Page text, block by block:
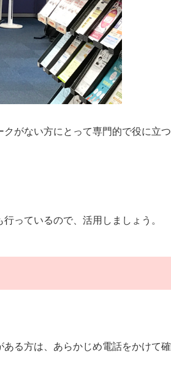
がない方にとって専門的で役に立つ
っているので、活用しましょう。
る方は、あらかじめ電話をかけて確